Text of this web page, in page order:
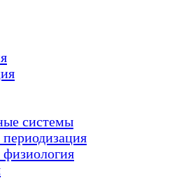
системы
периодизация
физиология